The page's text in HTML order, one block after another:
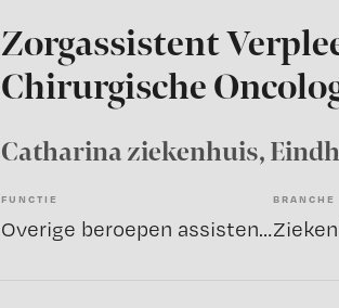
Zorgassistent
Chirurgische
Catharina ziekenhuis,
FUNCTIE
Overige beroepen assistenten
BRANCHE